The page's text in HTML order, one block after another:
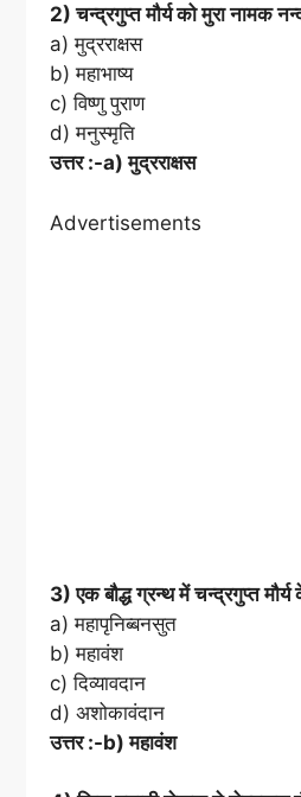
2) चन्द्रगुप्त मौर्य को मुरा नामक
a) मुद्रराक्षस
b) महाभाष्य
c) विष्णु पुराण
d) मनुस्मृति
उत्तर :-a) मुद्रराक्षस
Advertisements
3) एक बौद्ध ग्रन्थ में चन्द्रगुप्त
a) महापृनिब्बनसुत
b) महावंश
c) दिव्यावदान
d) अशोकावंदान
उत्तर :-b) महावंश